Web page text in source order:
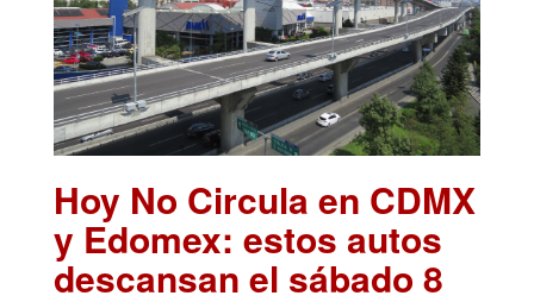
Hoy No Circula en CDMX
y Edomex: estos autos
descansan el sábado 8